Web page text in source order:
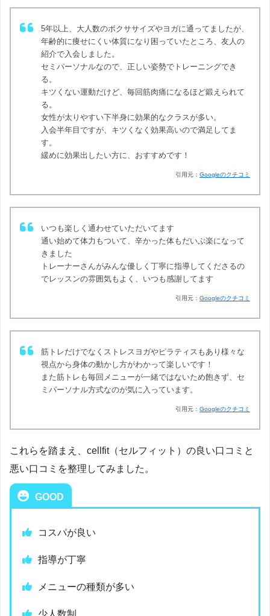
5年以上、大人数のボクササイズやヨガに通ってましたが、
年齢的に痩せにくい体質になり困っていたところ、友人の
紹介で入会しました。
セミパーソナルなので、正しい姿勢でトレーニングでき
る。
キツくない運動だけど、毎回筋肉痛になるほど鍛えられて
る。
女性が太りやすい下半身に効果的なクラスが多い。
入会半年目ですが、キツくなく効果高いので満足してま
す。
緩めに効果出したい方に、おすすめです！
引用元： Googleのクチコミ
いつも楽しく通わせていただいてます
通い始めて体力もついて、辛かった体もだいぶ楽になって
きました
トレーナーさんがみんな優しく丁寧に指導してくださるの
でレッスンの雰囲気もよく、いつも感謝してます
引用元： Googleのクチコミ
筋トレだけでなくストレスヨガやピラティスもあり様々な
視点から身体の動かし方がわかって楽しいです！
また筋トレも毎回メニューが一緒ではないため飽きず、セ
ミパーソナル方式なのが気に入っています。
引用元： Googleのクチコミ
これらを踏まえ、cellfit（セルフィット）の良い口コミと
悪い口コミを整理してみました。
GOOD
コスパが良い
指導が丁寧
メニューの種類が多い